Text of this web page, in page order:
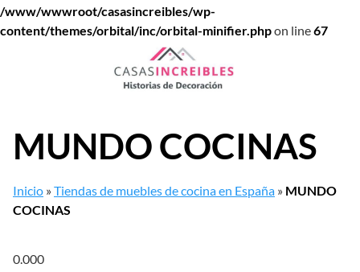
/www/wwwroot/casasincreibles/wp-
content/themes/orbital/inc/orbital-minifier.phpon line67
MUNDO COCINAS
Inicio »Tiendas de muebles de cocina en España » MUNDO
COCINAS
0.000